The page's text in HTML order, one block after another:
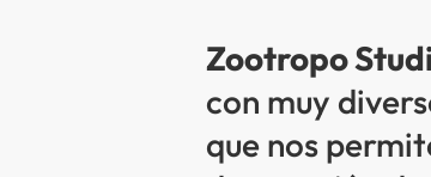
Zootropo
con muy
que nos